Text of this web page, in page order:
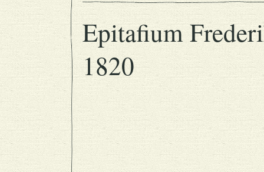
Epitafium
1820